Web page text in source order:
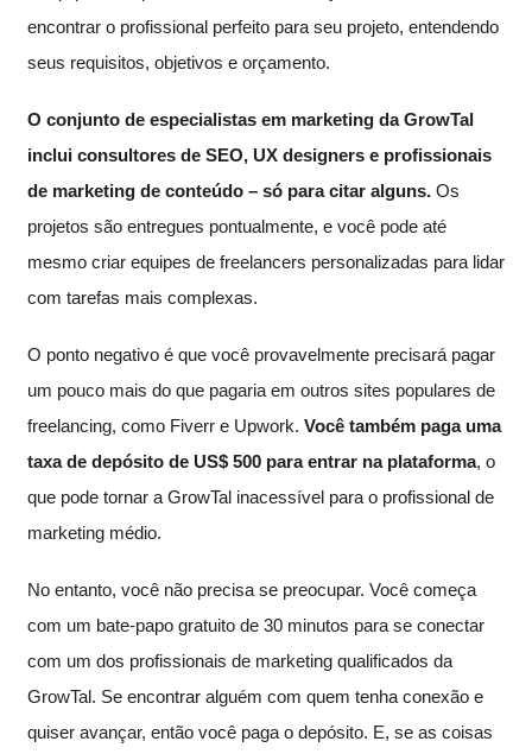
encontrar o profissional perfeito para seu projeto, entendendo
seus requisitos, objetivos e orçamento.
O conjunto de especialistas em marketing da GrowTal
inclui consultores de SEO, UX designers e profissionais
de marketing de conteúdo – só para citar alguns. Os
projetos são entregues pontualmente, e você pode até
mesmo criar equipes de freelancers personalizadas para lidar
com tarefas mais complexas.
O ponto negativo é que você provavelmente precisará pagar
um pouco mais do que pagaria em outros sites populares de
freelancing, como Fiverr e Upwork. Você também paga uma
taxa de depósito de US$ 500 para entrar na plataforma, o
que pode tornar a GrowTal inacessível para o profissional de
marketing médio.
No entanto, você não precisa se preocupar. Você começa
com um bate-papo gratuito de 30 minutos para se conectar
com um dos profissionais de marketing qualificados da
GrowTal. Se encontrar alguém com quem tenha conexão e
quiser avançar, então você paga o depósito. E, se as coisas